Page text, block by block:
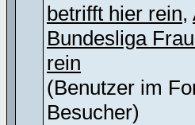
betrifft hier rein,
Bundesliga
rein
(Benutzer im
Besucher)